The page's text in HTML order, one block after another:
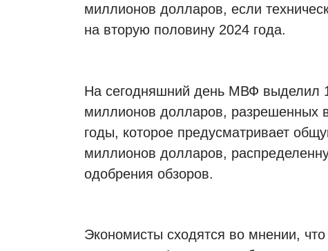
миллионов долларов, если
на вторую половину 2024 года.
На сегодняшний день МВФ выделил
миллионов долларов, разрешенных
годы, которое предусматривает
миллионов долларов,
одобрения обзоров.
Экономисты сходятся во мнении,